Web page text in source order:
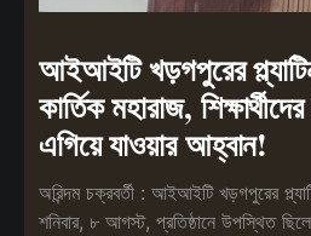
আইআইটি খড়গপুরের
কার্তিক মহারাজ,
এগিয়ে যাওয়ার আহ্বান!
অরিন্দম চক্রবর্তী : আইআইটি খড়গপুরের
শনিবার, ৮ আগস্ট, প্রতিষ্ঠানে উপস্থিত